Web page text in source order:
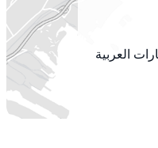
العربية